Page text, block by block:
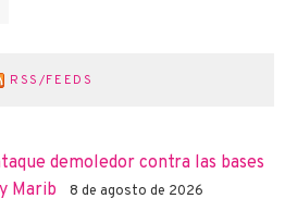
RSS/FEEDS
demoledor contra las bases
Marib
8 de agosto de 2026